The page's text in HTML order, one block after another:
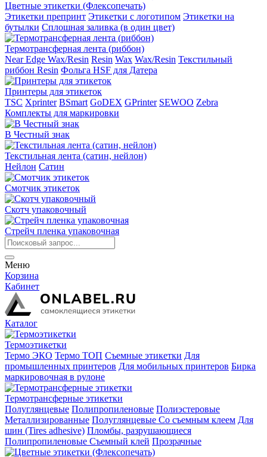
Цветные этикетки (Флексопечать)
Этикетки препринт Этикетки с логотипом Этикетки на
бутылки Сплошная заливка (в один цвет)
Термотрансферная лента (риббон)
Near Edge Wax/Resin Resin Wax Wax/Resin Текстильный
риббон Resin Фольга HSF для Датера
Принтеры для этикеток
TSC Xprinter BSmart GoDEX GPrinter SEWOO Zebra
Комплекты для маркировки
В Честный знак
Текстильная лента (сатин, нейлон)
Нейлон Сатин
Смотчик этикеток
Скотч упаковочный
Стрейч пленка упаковочная
Меню
Корзина
Кабинет
Каталог
Термоэтикетки
Термо ЭКО Термо ТОП Съемные этикетки Для
промышленных принтеров Для мобильных принтеров Бирка
маркировочная в рулоне
Термотрансферные этикетки
Полуглянцевые Полипропиленовые Полиэстеровые
Металлизированные Полуглянцевые Со съемным клеем Для
шин (Tires adhesive) Пломбы, разрушающиеся
Полипропиленовые Съемный клей Прозрачные